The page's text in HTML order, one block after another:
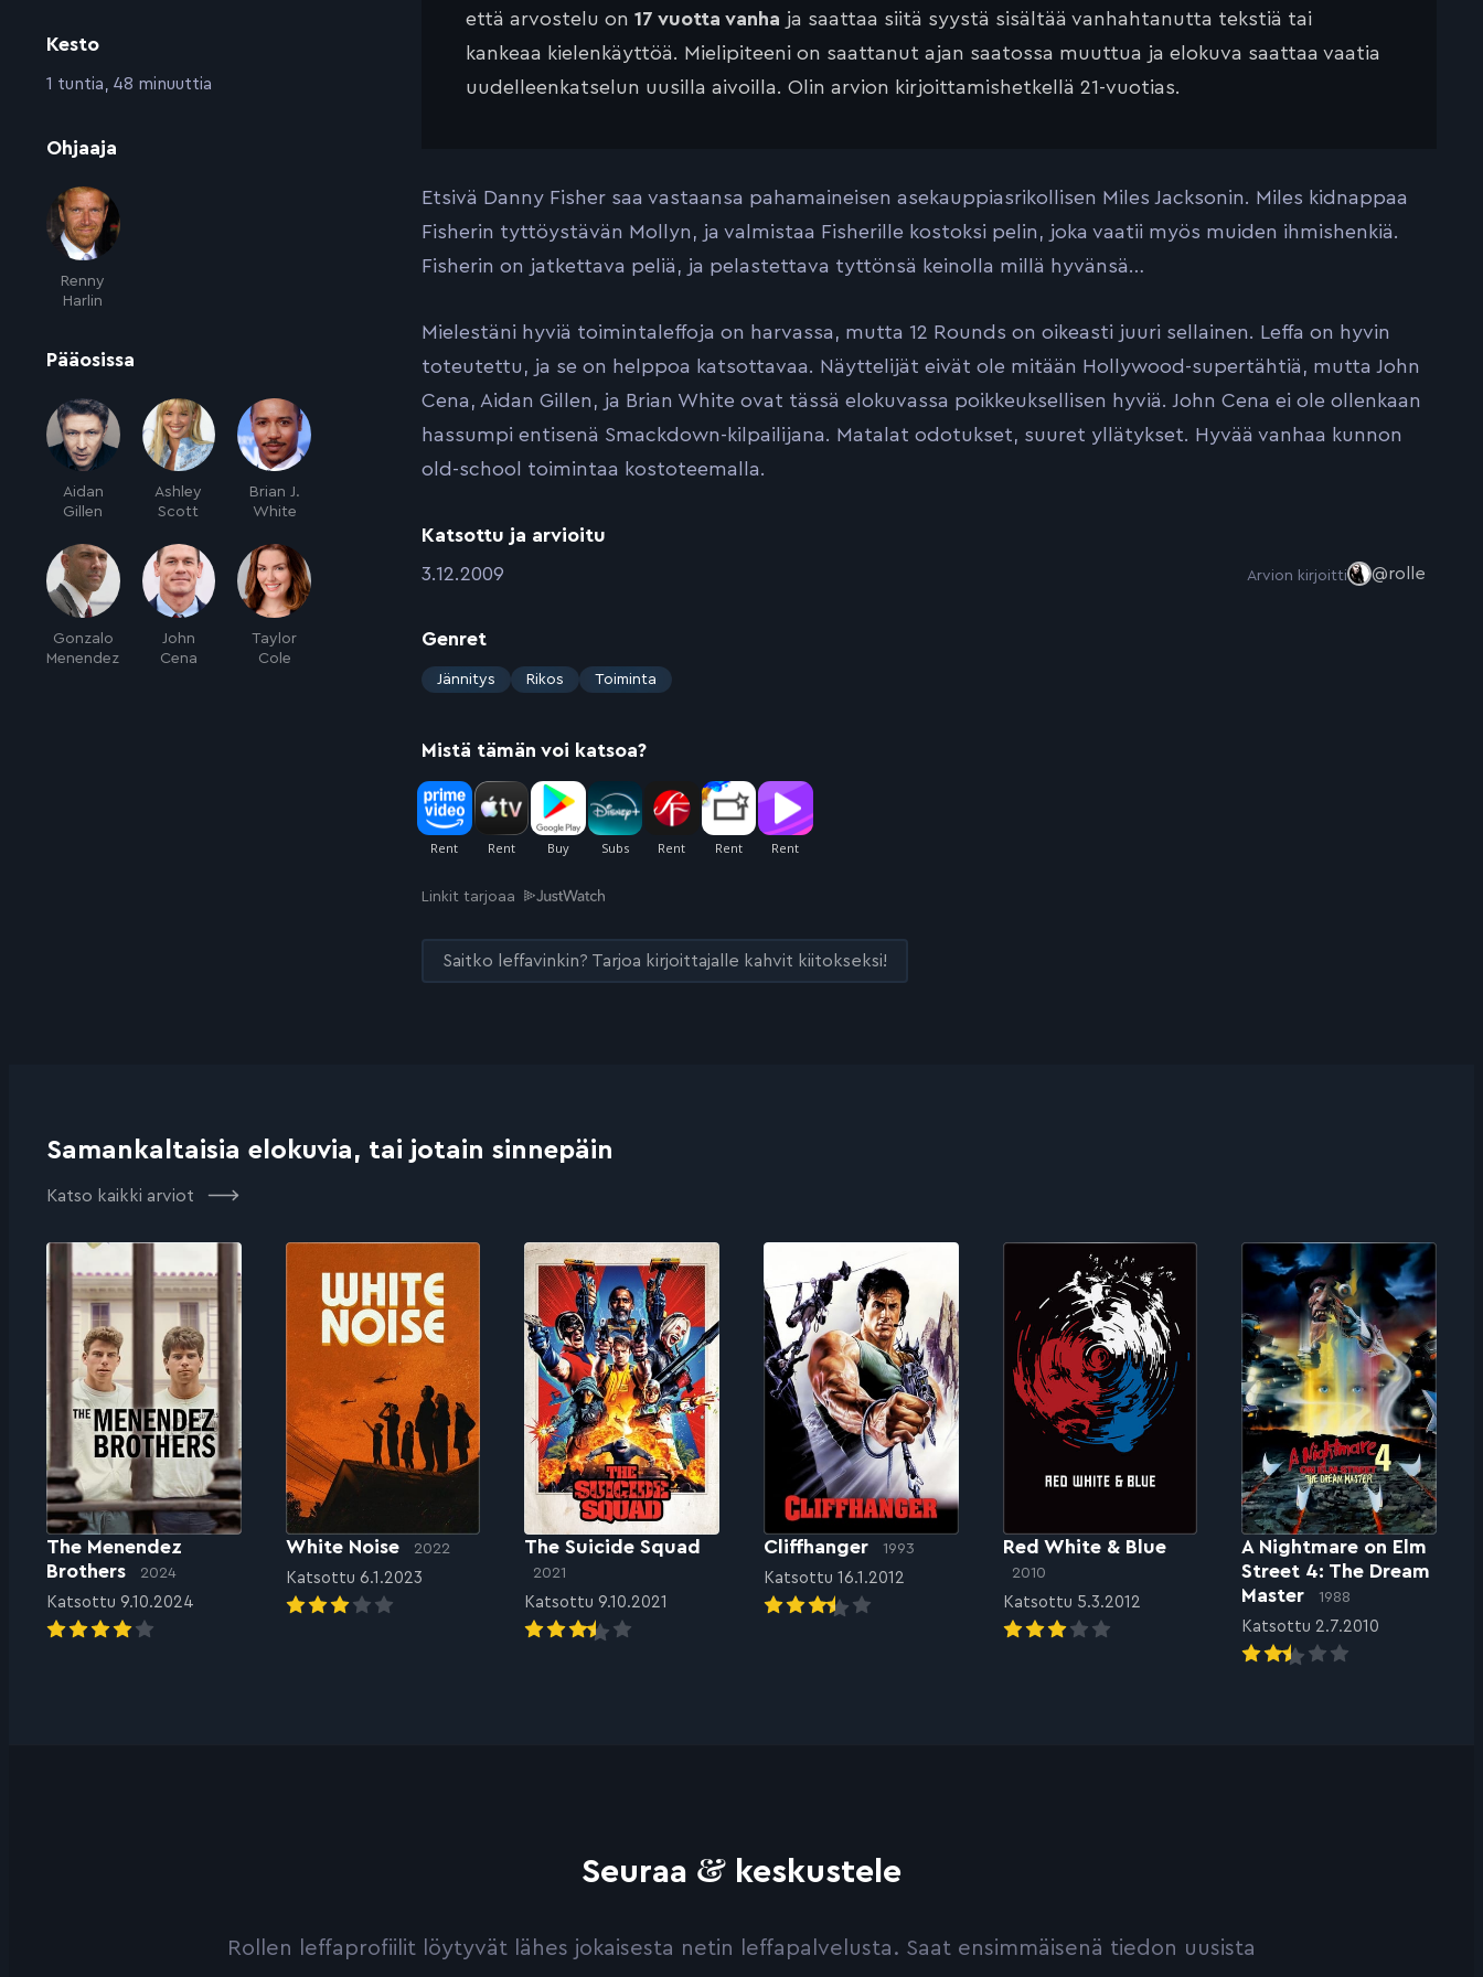
Kesto
:1 tuntia, 48 minuuttia
Ohjaaja
Renny
Harlin
Pääosissa
Aidan
Gillen
Ashley
Scott
Brian J.
White
Gonzalo
Menendez
John
Cena
Taylor
Cole
että arvostelu on 17 vuotta vanha ja saattaa siitä syystä sisältää vanhahtanutta tekstiä tai
kankeaa kielenkäyttöä. Mielipiteeni on saattanut ajan saatossa muuttua ja elokuva saattaa vaatia
uudelleenkatselun uusilla aivoilla. Olin arvion kirjoittamishetkellä 21-vuotias.
Etsivä Danny Fisher saa vastaansa pahamaineisen asekauppiasrikollisen Miles Jacksonin. Miles kidnappaa
Fisherin tyttöystävän Mollyn, ja valmistaa Fisherille kostoksi pelin, joka vaatii myös muiden ihmishenkiä.
Fisherin on jatkettava peliä, ja pelastettava tyttönsä keinolla millä hyvänsä…
Mielestäni hyviä toimintaleffoja on harvassa, mutta 12 Rounds on oikeasti juuri sellainen. Leffa on hyvin
toteutettu, ja se on helppoa katsottavaa. Näyttelijät eivät ole mitään Hollywood-supertähtiä, mutta John
Cena, Aidan Gillen, ja Brian White ovat tässä elokuvassa poikkeuksellisen hyviä. John Cena ei ole ollenkaan
hassumpi entisenä Smackdown-kilpailijana. Matalat odotukset, suuret yllätykset. Hyvää vanhaa kunnon
old-school toimintaa kostoteemalla.
Katsottu ja arvioitu
:3.12.2009 Arvion kirjoitti @rolle
Genret
:
Jännitys Rikos Toiminta
Mistä tämän voi katsoa?
Linkit tarjoaa
Saitko leffavinkin? Tarjoa kirjoittajalle kahvit kiitokseksi!
Samankaltaisia elokuvia, tai jotain sinnepäin
Katso kaikki arviot
The Menendez
Brothers
2024
Katsottu 9.10.2024
White Noise 2022
Katsottu 6.1.2023
The Suicide Squad
2021
Katsottu 9.10.2021
Cliffhanger 1993
Katsottu 16.1.2012
Red White & Blue
2010
Katsottu 5.3.2012
A Nightmare on Elm
Street 4: The Dream
Master
1988
Katsottu 2.7.2010
Seuraa & keskustele
Rollen leffaprofiilit löytyvät lähes jokaisesta netin leffapalvelusta. Saat ensimmäisenä tiedon uusista